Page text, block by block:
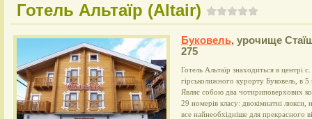
Готель Альтаїр (Altair)
Буковель, урочище
275
Готель Альтаїр знаходиться в центрі
гірськолижного курорту Буковель, в
Являє собою два чотириповерхових
29 номерів класу: двокімнатні
все найнеобхідніше для прекрасного